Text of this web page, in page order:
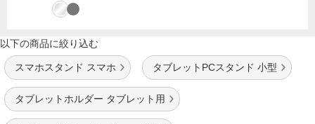
以下の商品に絞り込む
スマホスタンド スマホ タブレットPCスタンド 小型
タブレットホルダー タブレット用